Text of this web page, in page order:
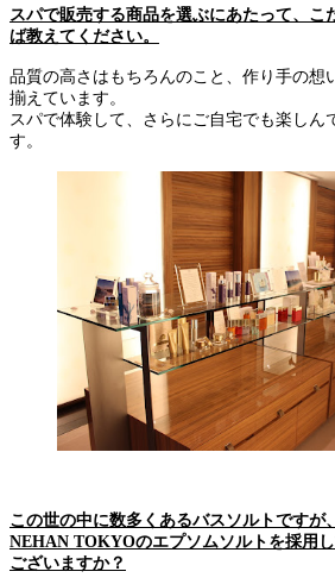
スパで販売する商品を選ぶにあたって、こ
ば教えてください。
品質の高さはもちろんのこと、作り手の想
揃えています。
スパで体験して、さらにご自宅でも楽しん
す。
この世の中に数多くあるバスソルトですが、
NEHAN TOKYOのエプソムソルトを採用
ございますか？